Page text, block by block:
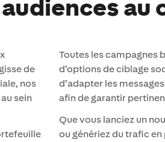
au
de
nos
sein
Toutes les campagnes
d’options de ciblage
d’adapter les
afin de garantir
Que vous lanciez un
ou génériez du trafic